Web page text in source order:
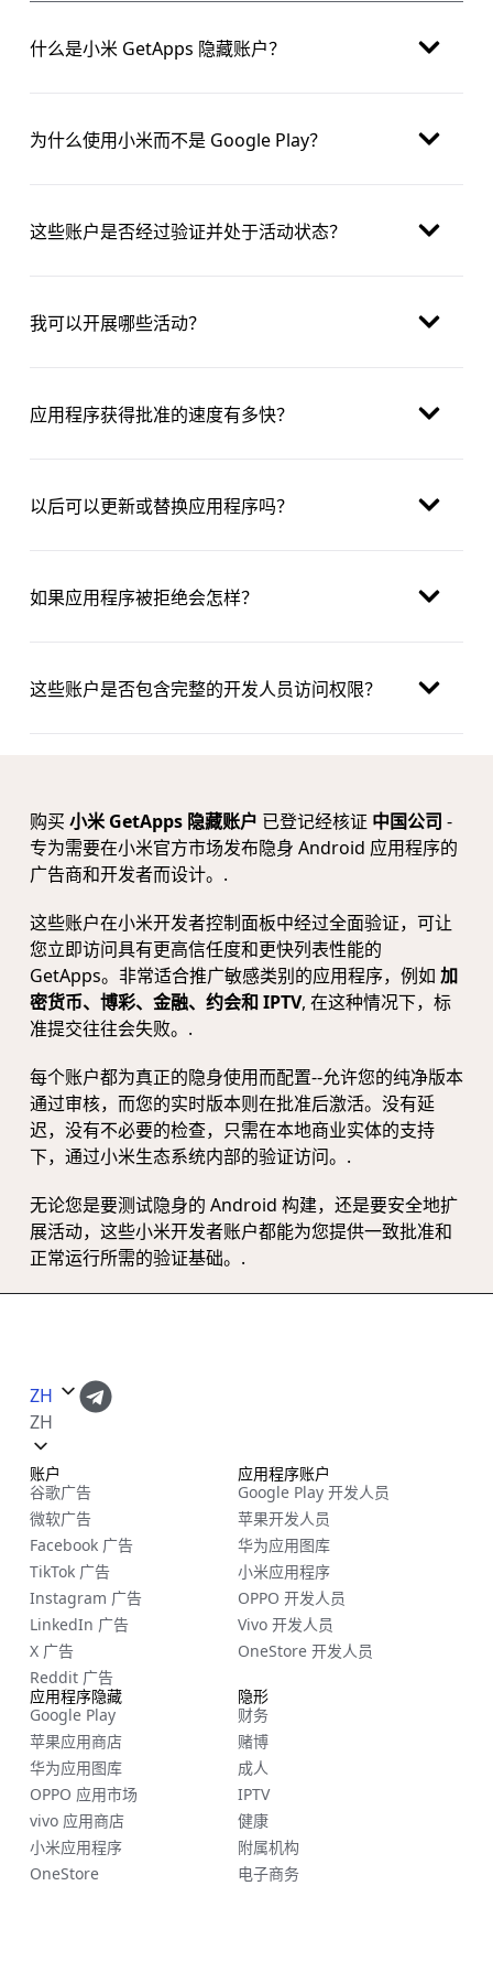
什么是小米 GetApps 隐藏账户？
为什么使用小米而不是 Google Play？
这些账户是否经过验证并处于活动状态？
我可以开展哪些活动？
应用程序获得批准的速度有多快？
以后可以更新或替换应用程序吗？
如果应用程序被拒绝会怎样？
这些账户是否包含完整的开发人员访问权限？
购买 小米 GetApps 隐藏账户 已登记经核证 中国公司 -
专为需要在小米官方市场发布隐身 Android 应用程序的
广告商和开发者而设计。.
这些账户在小米开发者控制面板中经过全面验证，可让
您立即访问具有更高信任度和更快列表性能的
GetApps。非常适合推广敏感类别的应用程序，例如 加
密货币、博彩、金融、约会和 IPTV, 在这种情况下，标
准提交往往会失败。.
每个账户都为真正的隐身使用而配置--允许您的纯净版本
通过审核，而您的实时版本则在批准后激活。没有延
迟，没有不必要的检查，只需在本地商业实体的支持
下，通过小米生态系统内部的验证访问。.
无论您是要测试隐身的 Android 构建，还是要安全地扩
展活动，这些小米开发者账户都能为您提供一致批准和
正常运行所需的验证基础。.
ZH
ZH
账户
谷歌广告
微软广告
Facebook 广告
TikTok 广告
Instagram 广告
LinkedIn 广告
X 广告
Reddit 广告
隐形
财务
赌博
成人
IPTV
健康
附属机构
电子商务
应用程序账户
Google Play 开发人员
苹果开发人员
华为应用图库
小米应用程序
OPPO 开发人员
Vivo 开发人员
OneStore 开发人员
应用程序隐藏
Google Play
苹果应用商店
华为应用图库
OPPO 应用市场
vivo 应用商店
小米应用程序
OneStore